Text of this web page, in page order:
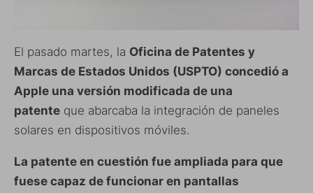
El pasado martes, la Oficina de Patentes y
Marcas de Estados Unidos (USPTO) concedió a
Apple una versión modificada de una
patente que abarcaba la integración de paneles
solares en dispositivos móviles.
La patente en cuestión fue ampliada para que
fuese capaz de funcionar en pantallas